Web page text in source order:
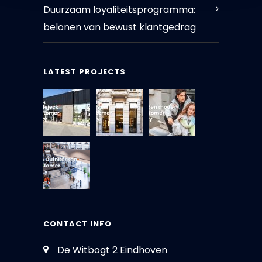
Duurzaam loyaliteitsprogramma:
belonen van bewust klantgedrag
LATEST PROJECTS
CONTACT INFO
De Witbogt 2 Eindhoven